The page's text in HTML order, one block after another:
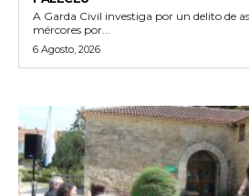
A Garda Civil investiga por un delito de
mércores por...
6 Agosto, 2026